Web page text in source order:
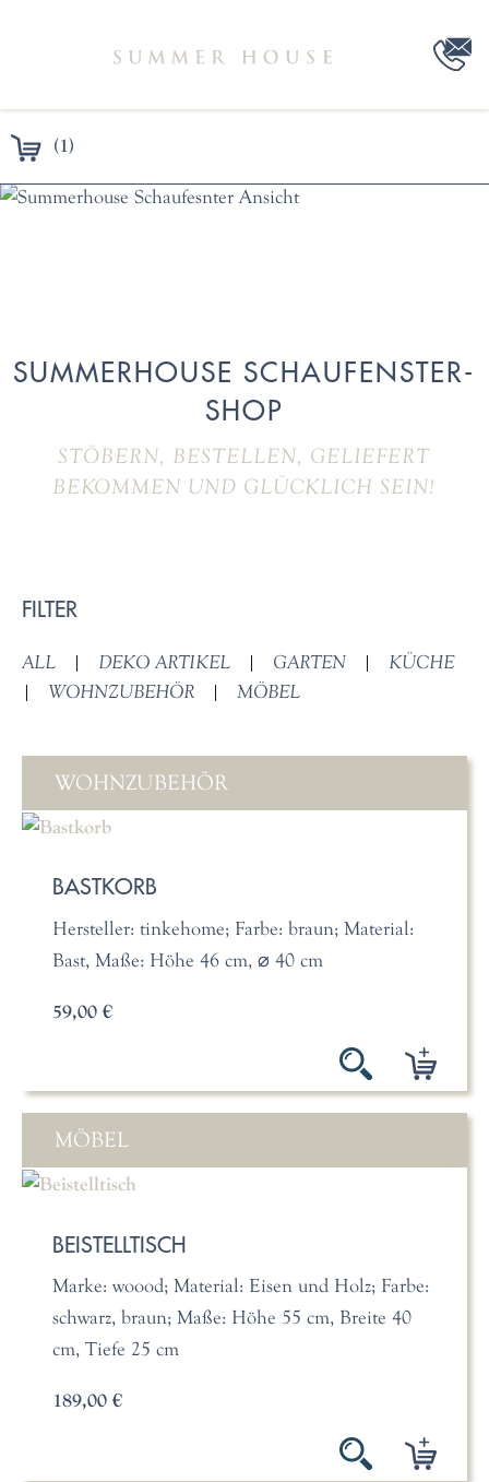
(1)
SUMMERHOUSE SCHAUFENSTER-
SHOP
STÖBERN, BESTELLEN, GELIEFERT
BEKOMMEN UND GLÜCKLICH SEIN!
FILTER
ALL | DEKO ARTIKEL | GARTEN |
KÜCHE
|
WOHNZUBEHÖR | MÖBEL
WOHNZUBEHÖR
BASTKORB
Hersteller: tinkehome; Farbe: braun; Material:
Bast, Maße: Höhe 46 cm, ⌀ 40 cm
59,00 €
MÖBEL
BEISTELLTISCH
Marke: woood; Material: Eisen und Holz; Farbe:
schwarz, braun; Maße: Höhe 55 cm, Breite 40
cm, Tiefe 25 cm
189,00 €